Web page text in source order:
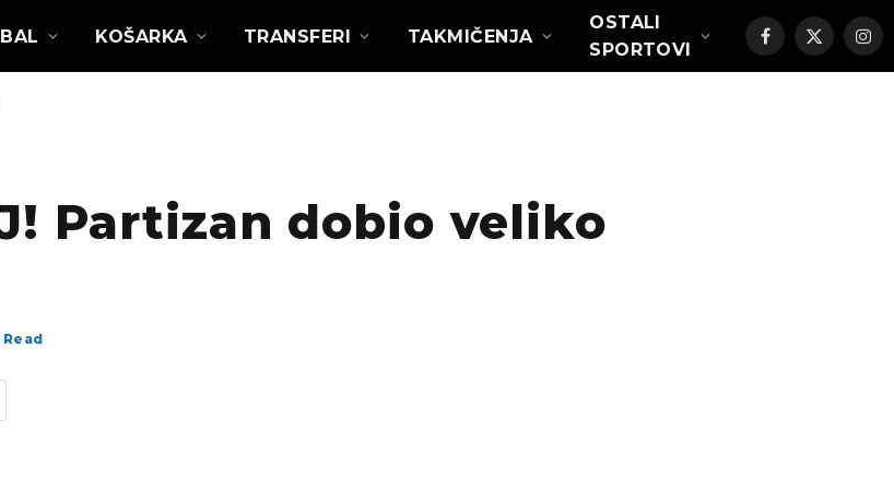
KOŠARKA TRANSFERI TAKMIČENJA
OSTALI
SPORTOVI
Facebook
X
(Twitter)
Partizan dobio veliko
Read